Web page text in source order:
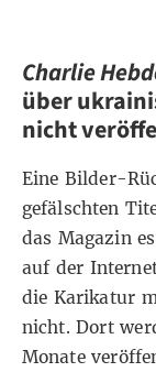
Charlie
über
nicht
Eine Bilder-
gefälschten
das Magazin
auf der
die Karikatur
nicht. Dort
Monate